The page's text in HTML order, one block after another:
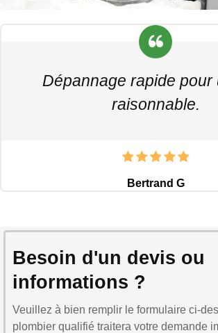
Dépannage rapide pour
raisonnable.
Bertrand G
Besoin d'un devis ou
informations ?
Veuillez à bien remplir le formulaire ci-
plombier qualifié traitera votre demande